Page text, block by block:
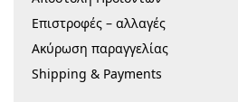
Επιστροφές – αλλαγές
Ακύρωση παραγγελίας
Shipping & Payments